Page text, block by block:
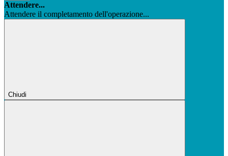
Attendere...
Attendere il completamento dell'operazione...
Chiudi